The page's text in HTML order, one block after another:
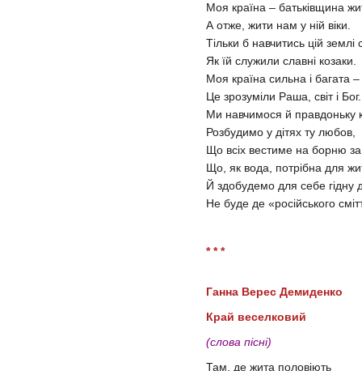
Моя країна – батьківщина
А отже, жити нам у ній віки.
Тільки б навчитись цій землі
Як їй служили славні козаки.
Моя країна сильна і багата –
Це зрозуміли Раша, світ і Бог.
Ми навчимося й правдоньку
Розбудимо у дітях ту любов,
Що всіх вестиме на борню
Що, як вода, потрібна для
Й здобудемо для себе гідну
Не буде де «російського
* * *
Ганна Верес Демиденко
Край веселковий
(слова пісні)
Там, де жита половіють